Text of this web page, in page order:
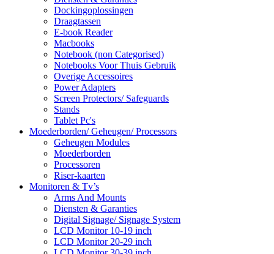
Dockingoplossingen
Draagtassen
E-book Reader
Macbooks
Notebook (non Categorised)
Notebooks Voor Thuis Gebruik
Overige Accessoires
Power Adapters
Screen Protectors/ Safeguards
Stands
Tablet Pc's
Moederborden/ Geheugen/ Processors
Geheugen Modules
Moederborden
Processoren
Riser-kaarten
Monitoren & Tv’s
Arms And Mounts
Diensten & Garanties
Digital Signage/ Signage System
LCD Monitor 10-19 inch
LCD Monitor 20-29 inch